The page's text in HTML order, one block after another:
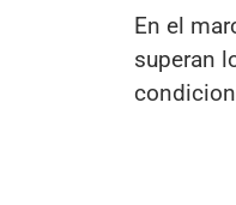
En el
superan